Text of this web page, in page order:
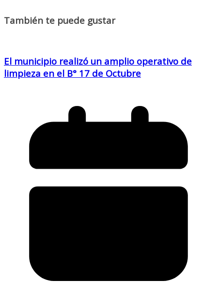
También te puede gustar
El municipio realizó un amplio operativo de
limpieza en el B° 17 de Octubre